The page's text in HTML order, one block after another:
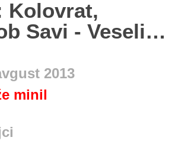
Kolovrat,
Savi - Veseli
2013
minil